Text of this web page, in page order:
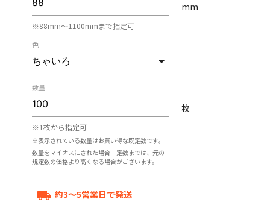
※88mm〜1100mmまで指定可
mm
色
数量
※1枚から指定可
※表示されている数量はお買い得な既定数です。
数量をマイナスにされた場合一定数までは、元の
規定数の価格より高くなる場合がございます。
枚
local_shipping 約3～5営業日で発送